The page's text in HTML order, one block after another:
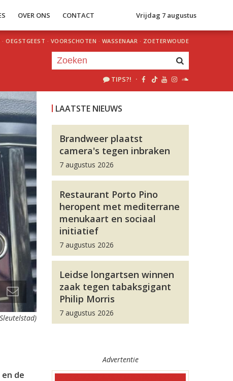
OVER ONS CONTACT Vrijdag 7 augustus
· OEGSTGEEST · VOORSCHOTEN · WASSENAAR · ZOETERWOUDE
TIPS?! ·
de
LAATSTE NIEUWS
Brandweer plaatst
camera's tegen inbraken
7 augustus 2026
Restaurant Porto Pino
heropent met mediterrane
menukaart en sociaal
initiatief
7 augustus 2026
Leidse longartsen winnen
zaak tegen tabaksgigant
Philip Morris
7 augustus 2026
Advertentie